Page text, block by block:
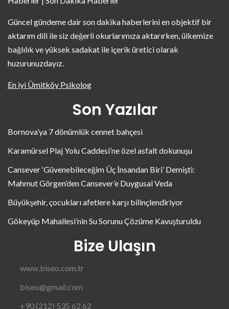
Güncel gündeme dair son dakika haberlerini en objektif bir
aktarım dili ile siz değerli okurlarımıza aktarırken, ülkemize
bağlılık ve yüksek sadakat ile içerik üretici olarak
huzurunuzdayız.
En iyi Ümitköy Psikolog
Son Yazılar
Bornova’ya 7 dönümlük cennet bahçesi
Karamürsel Plaj Yolu Caddesi’ne özel asfalt dokunuşu
Cansever ‘Güvenebileceğim Üç İnsandan Biri’ Demişti:
Mahmut Görgen’den Cansever’e Duygusal Veda
Büyükşehir, çocukları afetlere karşı bilinçlendiriyor
Gökeyüp Mahallesi’nin Su Sorunu Çözüme Kavuşturuldu
Bize Ulaşın
www.biseo.com.tr
biseo@gmail.com
+90 (212) 535 62 62